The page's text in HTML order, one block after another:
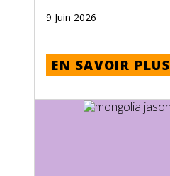
9 Juin 2026
EN SAVOIR PLUS